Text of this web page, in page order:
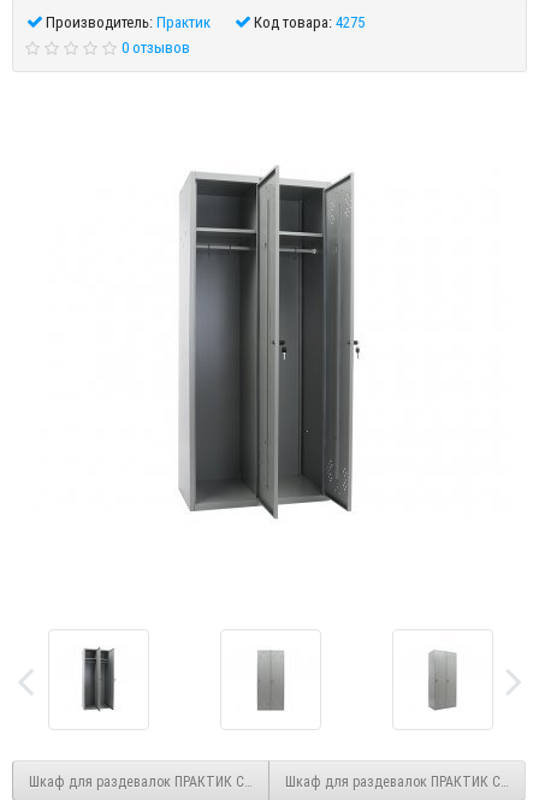
Производитель:Практик Код товара:4275
0 отзывов
Шкаф для раздевалок ПРАКТИК Стандарт LS-21 UШкаф для раздевалок ПРАКТИК